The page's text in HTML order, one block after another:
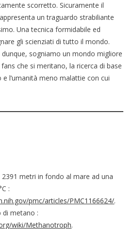
scorretto. Sicuramente il
un traguardo strabiliante
Una tecnica formidabile ed
gli scienziati di tutto il mondo.
sogniamo un mondo migliore
che si meritano, la ricerca di base
l’umanità meno malattie con cui
metri in fondo al mare ad una
:
pmc/articles/PMC1166624/.
di metano :
wiki/Methanotroph.